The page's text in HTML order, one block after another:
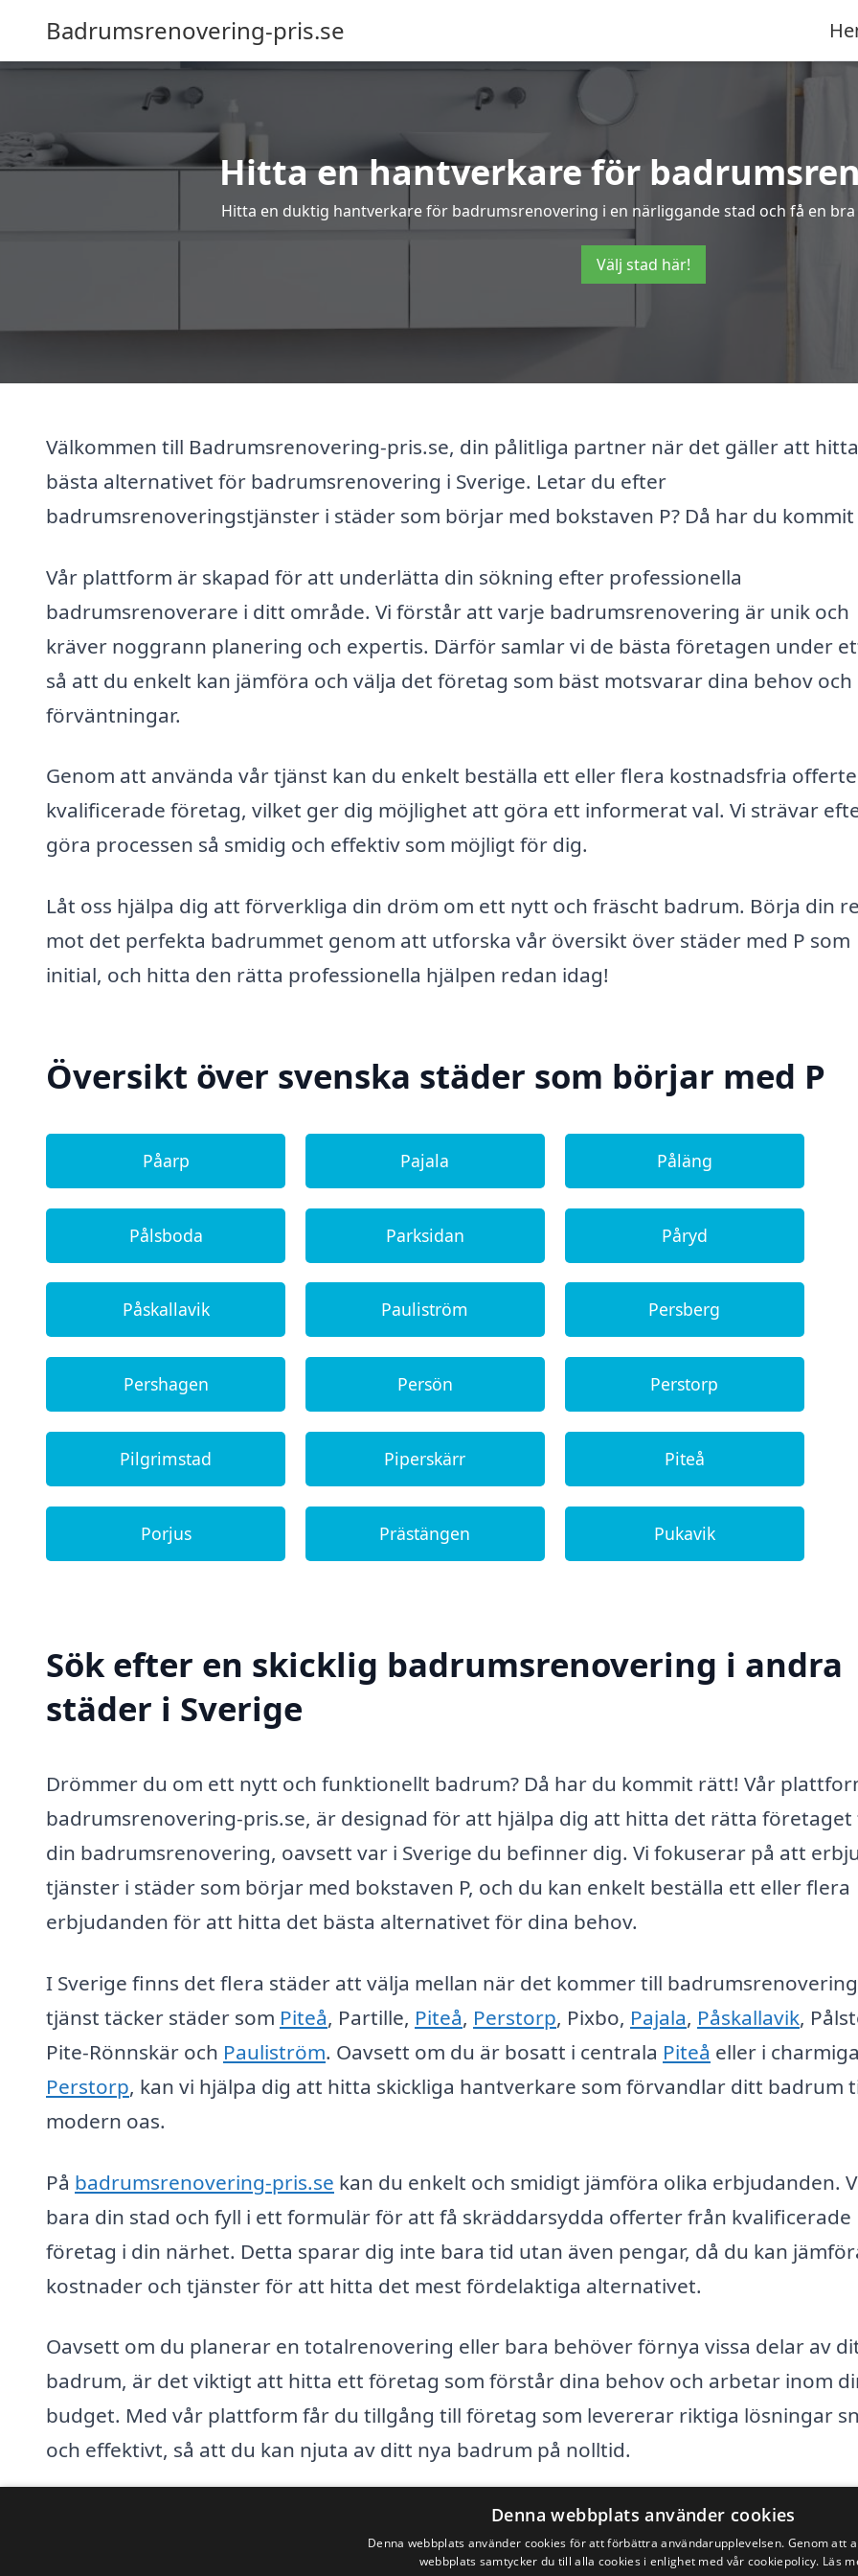
Badrumsrenovering-pris.se
Hitta en hantverkare för
Hitta en duktig hantverkare för badrumsrenovering i en närliggande stad och få en
Välj stad här!
Välkommen till Badrumsrenovering-pris.se, din pålitliga partner när det gäller att
bästa alternativet för badrumsrenovering i Sverige. Letar du efter
badrumsrenoveringstjänster i städer som börjar med bokstaven P? Då har du
Vår plattform är skapad för att underlätta din sökning efter professionella
badrumsrenoverare i ditt område. Vi förstår att varje badrumsrenovering är unik och
kräver noggrann planering och expertis. Därför samlar vi de bästa företagen under
så att du enkelt kan jämföra och välja det företag som bäst motsvarar dina behov och
förväntningar.
Genom att använda vår tjänst kan du enkelt beställa ett eller flera kostnadsfria
kvalificerade företag, vilket ger dig möjlighet att göra ett informerat val. Vi strävar
göra processen så smidig och effektiv som möjligt för dig.
Låt oss hjälpa dig att förverkliga din dröm om ett nytt och fräscht badrum. Börja din
mot det perfekta badrummet genom att utforska vår översikt över städer med P som
initial, och hitta den rätta professionella hjälpen redan idag!
Översikt över svenska städer som börjar med P
Påarp Pajala Påläng
Pålsboda Parksidan Påryd
Påskallavik Pauliström Persberg
Pershagen Persön Perstorp
Pilgrimstad Piperskärr Piteå
Porjus Prästängen Pukavik
Sök efter en skicklig badrumsrenovering i andra
städer i Sverige
Drömmer du om ett nytt och funktionellt badrum? Då har du kommit rätt! Vår
badrumsrenovering-pris.se, är designad för att hjälpa dig att hitta det rätta
din badrumsrenovering, oavsett var i Sverige du befinner dig. Vi fokuserar på att
tjänster i städer som börjar med bokstaven P, och du kan enkelt beställa ett eller flera
erbjudanden för att hitta det bästa alternativet för dina behov.
I Sverige finns det flera städer att välja mellan när det kommer till
tjänst täcker städer som Piteå, Partille, Piteå, Perstorp, Pixbo, Pajala, Påskallavik,
Pite-Rönnskär och Pauliström. Oavsett om du är bosatt i centrala Piteå eller i
Perstorp, kan vi hjälpa dig att hitta skickliga hantverkare som förvandlar ditt badrum
modern oas.
På badrumsrenovering-pris.se kan du enkelt och smidigt jämföra olika erbjudanden.
bara din stad och fyll i ett formulär för att få skräddarsydda offerter från kvalificerade
företag i din närhet. Detta sparar dig inte bara tid utan även pengar, då du kan
kostnader och tjänster för att hitta det mest fördelaktiga alternativet.
Oavsett om du planerar en totalrenovering eller bara behöver förnya vissa delar av
badrum, är det viktigt att hitta ett företag som förstår dina behov och arbetar inom
budget. Med vår plattform får du tillgång till företag som levererar riktiga lösningar
och effektivt, så att du kan njuta av ditt nya badrum på nolltid.
Tveka inte att ta det första steget mot ditt drömbadrum. Besök redan idag och börja
förvandling med badrumsrenovering-pris.se!
Denna webbplats använder cookies
Denna webbplats använder cookies för att förbättra användarupplevelsen. Genom att
webbplats samtycker du till alla cookies i enlighet med vår cookiepolicy. Läs